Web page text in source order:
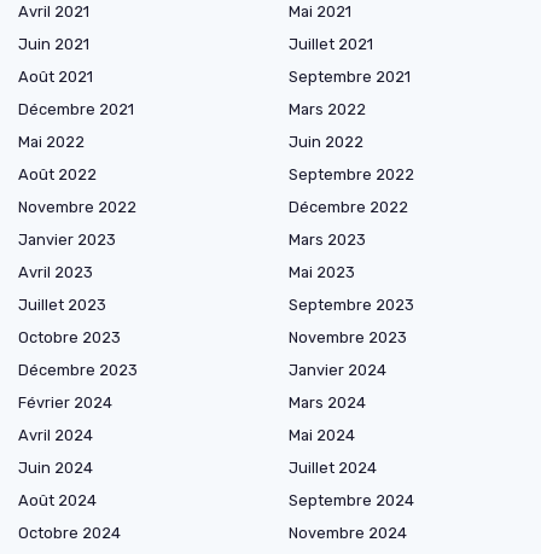
Avril 2021
Mai 2021
Juin 2021
Juillet 2021
Août 2021
Septembre 2021
Décembre 2021
Mars 2022
Mai 2022
Juin 2022
Août 2022
Septembre 2022
Novembre 2022
Décembre 2022
Janvier 2023
Mars 2023
Avril 2023
Mai 2023
Juillet 2023
Septembre 2023
Octobre 2023
Novembre 2023
Décembre 2023
Janvier 2024
Février 2024
Mars 2024
Avril 2024
Mai 2024
Juin 2024
Juillet 2024
Août 2024
Septembre 2024
Octobre 2024
Novembre 2024